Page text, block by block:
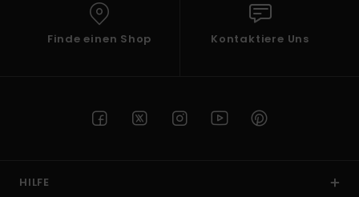
Finde einen Shop Kontaktiere Uns
HILFE